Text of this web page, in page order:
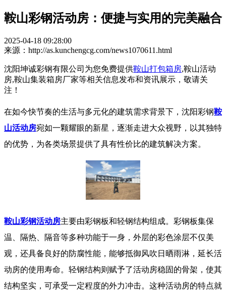
鞍山彩钢活动房：便捷与实用的完美融合
2025-04-18 09:28:00
来源：http://as.kunchengcg.com/news1070611.html
沈阳坤诚彩钢有限公司为您免费提供鞍山打包箱房,鞍山活动
房,鞍山集装箱房厂家等相关信息发布和资讯展示，敬请关
注！
在如今快节奏的生活与多元化的建筑需求背景下，沈阳彩钢鞍
山活动房宛如一颗耀眼的新星，逐渐走进大众视野，以其独特
的优势，为各类场景提供了具有性价比的建筑解决方案。
鞍山彩钢活动房主要由彩钢板和轻钢结构组成。彩钢板集保
温、隔热、隔音等多种功能于一身，外层的彩色涂层不仅美
观，还具备良好的防腐性能，能够抵御风吹日晒雨淋，延长活
动房的使用寿命。轻钢结构则赋予了活动房稳固的骨架，使其
结构坚实，可承受一定程度的外力冲击。这种活动房的特点就